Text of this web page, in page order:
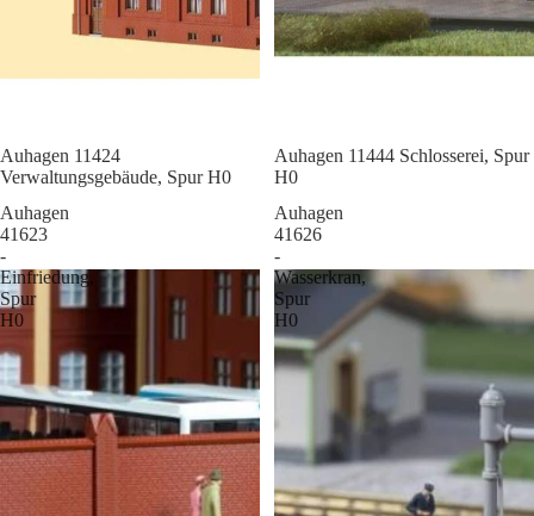
Sale
Auhagen 11424
Verwaltungsgebäude, Spur H0
Sale
Auhagen 11444 Schlosserei, Spur
H0
Auhagen
41623
-
Einfriedung,
Spur
H0
Auhagen
41626
-
Wasserkran,
Spur
H0